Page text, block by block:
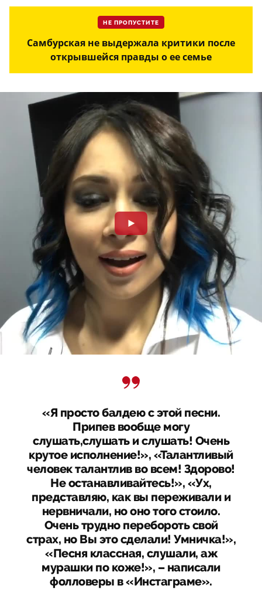
НЕ ПРОПУСТИТЕ
Самбурская не выдержала критики после
открывшейся правды о ее семье
«Я просто балдею с этой песни.
Припев вообще могу
слушать,слушать и слушать! Очень
крутое исполнение!», «Талантливый
человек талантлив во всем! Здорово!
Не останавливайтесь!», «Ух,
представляю, как вы переживали и
нервничали, но оно того стоило.
Очень трудно перебороть свой
страх, но Вы это сделали! Умничка!»,
«Песня классная, слушали, аж
мурашки по коже!», – написали
фолловеры в «Инстаграме».